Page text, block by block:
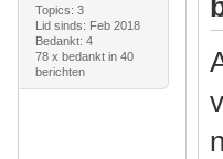
Topics: 3
Lid sinds: Feb 2018
Bedankt: 4
78 x bedankt in 40
berichten